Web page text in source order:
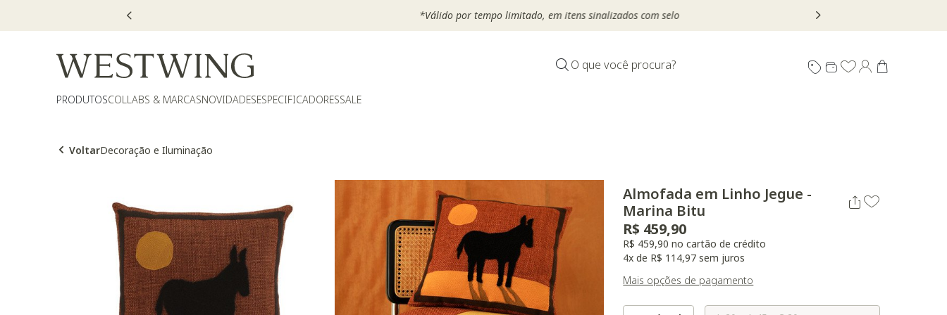
*Válido por tempo limitado, em itens sinalizados com selo
O que você procura?
PRODUTOSCOLLABS & MARCASNOVIDADESESPECIFICADORESSALE
VoltarDecoração e Iluminação
Almofada em Linho Jegue -
Marina Bitu
R$ 459,90
R$ 459,90 no cartão de crédito
4x de R$ 114,97 sem juros
Mais opções de pagamento
Selecione o Tamanho